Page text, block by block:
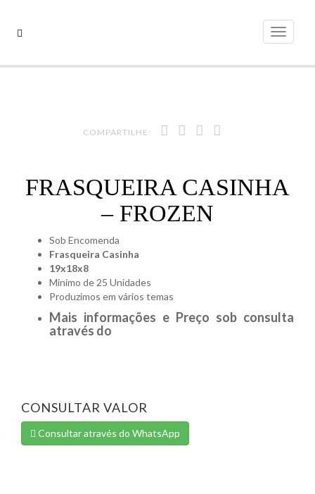
para
Alternar
COMPARTILHE:
FRASQUEIRA CASINHA
– FROZEN
Sob Encomenda
Frasqueira Casinha
19x18x8
Mínimo de 25 Unidades
Produzimos em vários temas
Mais informações e Preço sob consulta
através do
CONSULTAR VALOR
Consultar através do WhatsApp